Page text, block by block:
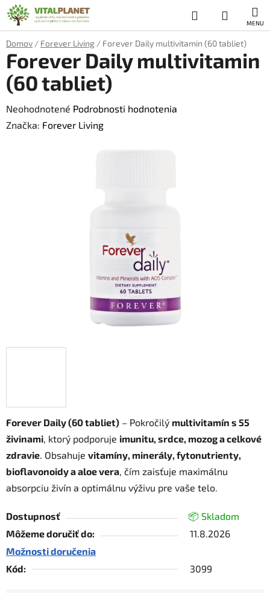
Prejsť
na
obsah
Hľadať
KOŠÍK
Domov / Forever Living / Forever Daily multivitamin (60 tabliet)
Forever Daily (60 tabliet) – Pokročilý multivitamín s 55
živinami, ktorý podporuje imunitu, srdce, mozog a celkové
zdravie. Obsahuje vitamíny, minerály, fytonutrienty,
bioflavonoidy a aloe vera, čím zaisťuje maximálnu
absorpciu živín a optimálnu výživu pre vaše telo.
Dostupnosť
📦 Skladom
Môžeme doručiť do:
11.8.2026
Možnosti doručenia
Kód:
3099
Forever Daily multivitamin
(60 tabliet)
Priemerné
hodnotenie
Neohodnotené Podrobnosti hodnotenia
Značka: Forever Living